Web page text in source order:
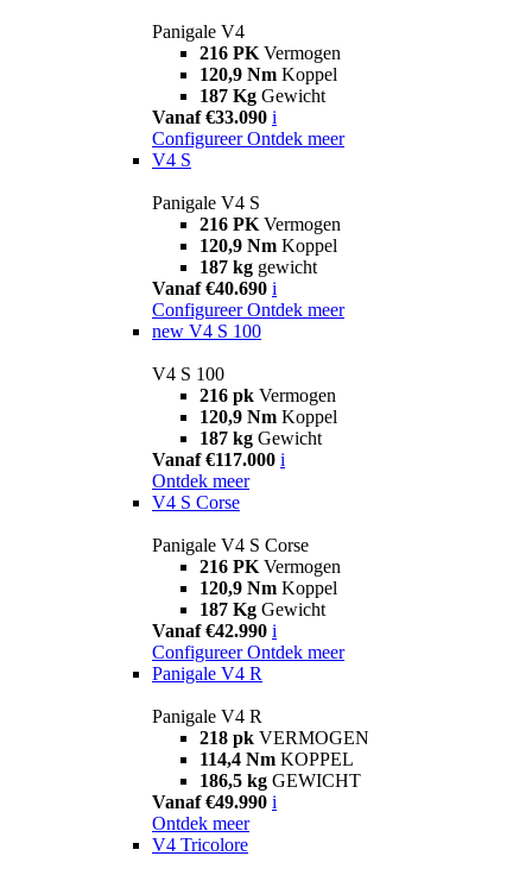
Panigale V4
216 PK Vermogen
120,9 Nm Koppel
187 Kg Gewicht
Vanaf €33.090 i
Configureer Ontdek meer
V4 S
Panigale V4 S
216 PK Vermogen
120,9 Nm Koppel
187 kg gewicht
Vanaf €40.690 i
Configureer Ontdek meer
new V4 S 100
V4 S 100
216 pk Vermogen
120,9 Nm Koppel
187 kg Gewicht
Vanaf €117.000 i
Ontdek meer
V4 S Corse
Panigale V4 S Corse
216 PK Vermogen
120,9 Nm Koppel
187 Kg Gewicht
Vanaf €42.990 i
Configureer Ontdek meer
Panigale V4 R
Panigale V4 R
218 pk VERMOGEN
114,4 Nm KOPPEL
186,5 kg GEWICHT
Vanaf €49.990 i
Ontdek meer
V4 Tricolore